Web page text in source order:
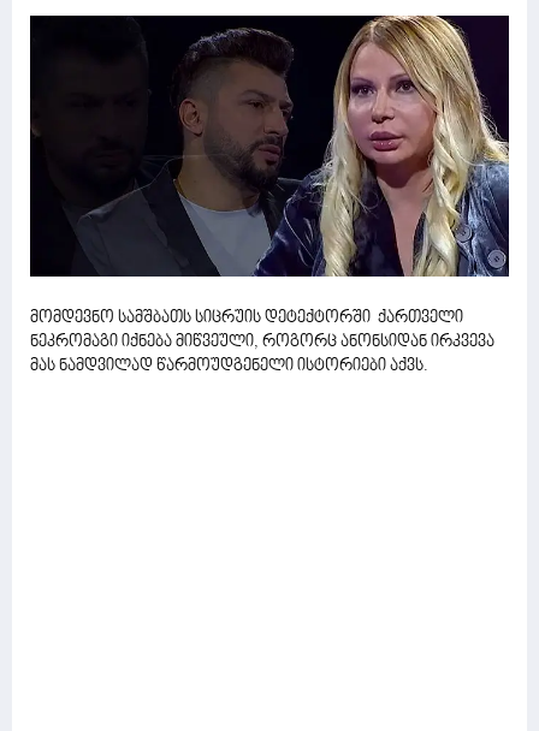
მომდევნო სამშბათს სიცრუის დეტექტორში ქართველი
ნეკრომაგი იქნება მიწვეული, როგორც ანონსიდან ირკვევა
მას ნამდვილად წარმოუდგენელი ისტორიები აქვს.